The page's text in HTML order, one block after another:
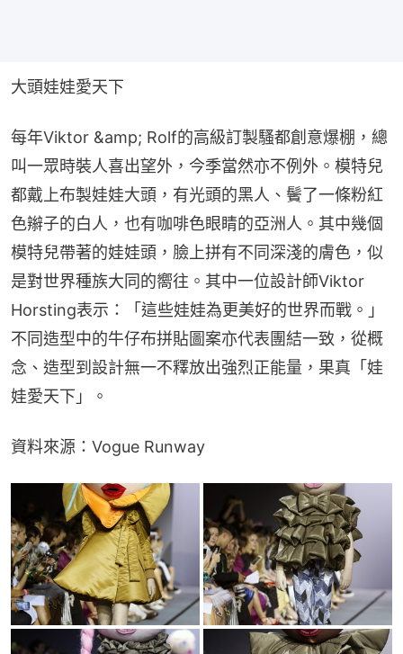
大頭娃娃愛天下
每年Viktor &amp; Rolf的高級訂製騷都創意爆棚，總
叫一眾時裝人喜出望外，今季當然亦不例外。模特兒
都戴上布製娃娃大頭，有光頭的黑人、鬢了一條粉紅
色辮子的白人，也有咖啡色眼睛的亞洲人。其中幾個
模特兒帶著的娃娃頭，臉上拼有不同深淺的膚色，似
是對世界種族大同的嚮往。其中一位設計師Viktor
Horsting表示：「這些娃娃為更美好的世界而戰。」
不同造型中的牛仔布拼貼圖案亦代表團結一致，從概
念、造型到設計無一不釋放出強烈正能量，果真「娃
娃愛天下」。
資料來源：Vogue Runway